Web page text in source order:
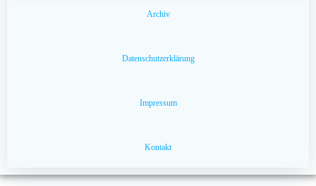
Archiv
Datenschutzerklärung
Impressum
Kontakt